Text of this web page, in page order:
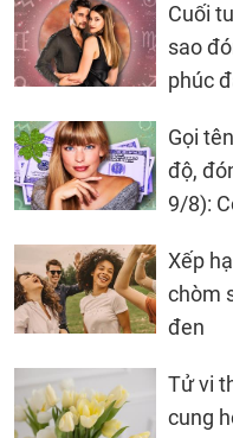
Cuối
sao
phúc
Gọi
độ,
9/8):
Xếp
chòm
đen
Tử vi
cung